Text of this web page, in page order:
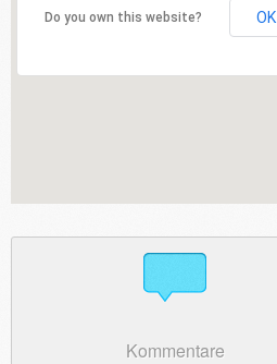
Do you own this website? OK
Kommentare